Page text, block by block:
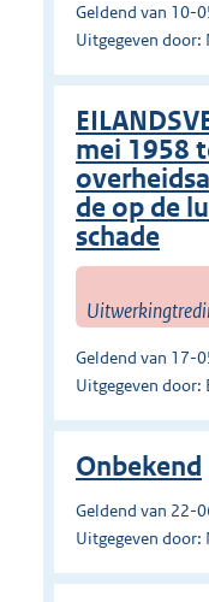
Geldend van 10-
Uitgegeven door:
mei 1958
de op de
schade
Geldend van 17-
Uitgegeven door:
Onbekend
Geldend van 22-
Uitgegeven door: